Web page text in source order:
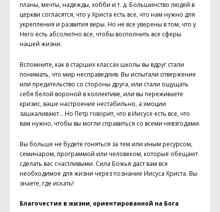
планы, мечты, надежды, хобби и т. д. Большинство людей в
церкви согласятся, что у Христа есть все, что нам нужно для
укрепления и развития веры. Но не все уверены в том, что у
Него есть абсолютно все, чтобы восполнить все сферы
нашей жизни.
Вспомните, как в старших классах школы вы вдруг стали
понимать, что мир несправедлив. Вы испытали отвержение
или предательство со стороны друга, или стали ощущать
себя белой вороной в коллективе, или вы переживаете
кризис, ваше настроение нестабильно, а эмоции
зашкаливают… Но Петр говорит, что в Иисусе есть все, что
вам нужно, чтобы вы могли справиться со всеми невзгодами.
Вы больше не будете гоняться за тем или иным ресурсом,
семинаром, программой или человеком, которые обещают
сделать вас счастливыми. Сила Божья даст вам все
необходимое для жизни через познание Иисуса Христа. Вы
знаете, где искать!
Благочестие в жизни, ориентированной на Бога